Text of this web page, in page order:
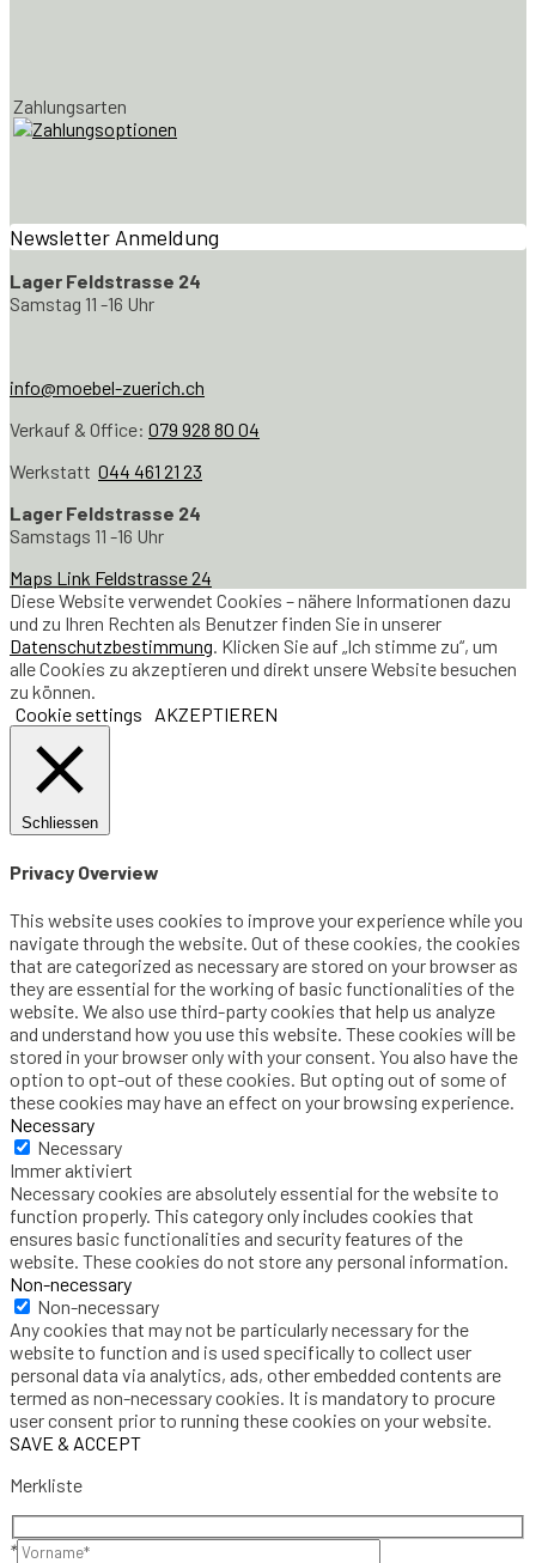
Zahlungsarten
Newsletter Anmeldung
Lager Feldstrasse 24
Samstag 11 -16 Uhr
info@moebel-zuerich.ch
Verkauf & Office: 079 928 80 04
Werkstatt 044 461 21 23
Lager Feldstrasse 24
Samstags 11 -16 Uhr
Maps Link Feldstrasse 24
Diese Website verwendet Cookies – nähere Informationen dazu
und zu Ihren Rechten als Benutzer finden Sie in unserer
Datenschutzbestimmung. Klicken Sie auf „Ich stimme zu“, um
alle Cookies zu akzeptieren und direkt unsere Website besuchen
zu können.
Cookie settings
AKZEPTIEREN
Schliessen
Privacy Overview
This website uses cookies to improve your experience while you
navigate through the website. Out of these cookies, the cookies
that are categorized as necessary are stored on your browser as
they are essential for the working of basic functionalities of the
website. We also use third-party cookies that help us analyze
and understand how you use this website. These cookies will be
stored in your browser only with your consent. You also have the
option to opt-out of these cookies. But opting out of some of
these cookies may have an effect on your browsing experience.
Necessary
Necessary
Immer aktiviert
Necessary cookies are absolutely essential for the website to
function properly. This category only includes cookies that
ensures basic functionalities and security features of the
website. These cookies do not store any personal information.
Non-necessary
Non-necessary
Any cookies that may not be particularly necessary for the
website to function and is used specifically to collect user
personal data via analytics, ads, other embedded contents are
termed as non-necessary cookies. It is mandatory to procure
user consent prior to running these cookies on your website.
SAVE & ACCEPT
Merkliste
*